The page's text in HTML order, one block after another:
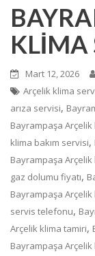
KLİMA
Mart 12, 2026
Arçelik klima
arıza servisi,
Bayrampaşa Arçelik
klima bakım servisi,
Bayrampaşa
gaz dolumu fiyatı,
Bayrampaşa Arçelik
servis telefonu,
Arçelik klima tamiri,
Bayrampaşa Arçelik